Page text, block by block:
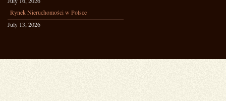
Rynek Nieruchomości w Polsce
July 13, 2026